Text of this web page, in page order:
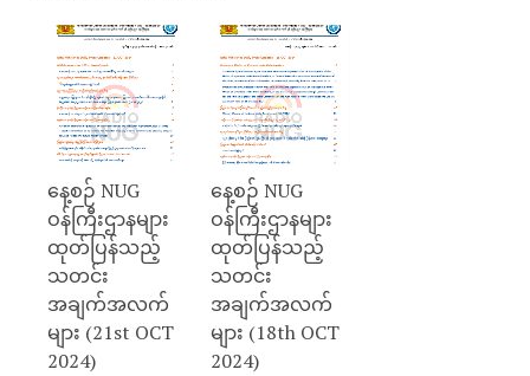
နေ့စဉ် NUG
ဝန်ကြီးဌာနများ
ထုတ်ပြန်သည့်
သတင်း
အချက်အလက်
များ (21st OCT
2024)
နေ့စဉ် NUG
ဝန်ကြီးဌာနများ
ထုတ်ပြန်သည့်
သတင်း
အချက်အလက်
များ (18th OCT
2024)